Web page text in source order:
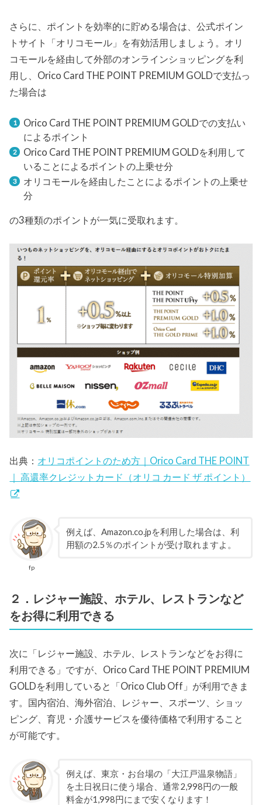
さらに、ポイントを効率的に貯める場合は、公式ポイン
トサイト「オリコモール」を有効活用しましょう。オリ
コモールを経由して外部のオンラインショッピングを利
用し、Orico Card THE POINT PREMIUM GOLDで支払っ
た場合は
Orico Card THE POINT PREMIUM GOLDでの支払い
によるポイント
Orico Card THE POINT PREMIUM GOLDを利用して
いることによるポイントの上乗せ分
オリコモールを経由したことによるポイントの上乗せ
分
の3種類のポイントが一気に受取れます。
出典： オリコポイントのため方｜Orico Card THE POINT
｜ 高還率クレジットカード（オリコ カード ザ ポイント）
fp
例えば、Amazon.co.jpを利用した場合は、利
用額の2.5％のポイントが受け取れますよ。
２．レジャー施設、ホテル、レストランなど
をお得に利用できる
次に「レジャー施設、ホテル、レストランなどをお得に
利用できる」ですが、Orico Card THE POINT PREMIUM
GOLDを利用していると「Orico Club Off」が利用できま
す。国内宿泊、海外宿泊、レジャー、スポーツ、ショッ
ピング、育児・介護サービスを優待価格で利用すること
が可能です。
例えば、東京・お台場の「大江戸温泉物語」
を土日祝日に使う場合、通常2,998円の一般
料金が1,998円にまで安くなります！